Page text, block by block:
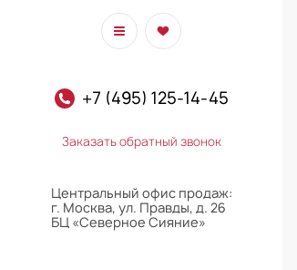
+7 (495) 125-14-45
Заказать обратный звонок
Центральный офис продаж:
г. Москва, ул. Правды, д. 26
БЦ «Северное Сияние»